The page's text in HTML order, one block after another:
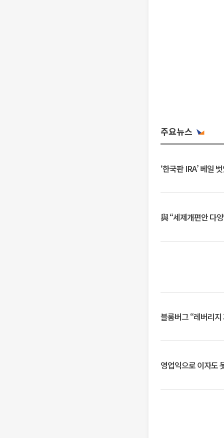
주요뉴스
‘한국판 IRA’ 베일
與 “세제개편안 다
블룸버그 “레버리
영업익으로 이자도